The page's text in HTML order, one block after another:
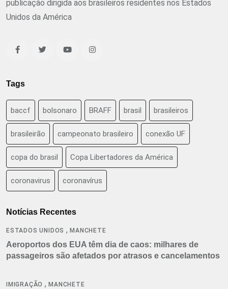
publicação dirigida aos brasileiros residentes nos Estados
Unidos da América
Tags
baccf bolsonaro BRAFF brasil brasileiros
brasileirão campeonato brasileiro conexão UF
copa do brasil Copa Libertadores da América
coronavirus coronavírus
Notícias Recentes
ESTADOS UNIDOS ,MANCHETE
Aeroportos dos EUA têm dia de caos: milhares de
passageiros são afetados por atrasos e cancelamentos
IMIGRAÇÃO ,MANCHETE